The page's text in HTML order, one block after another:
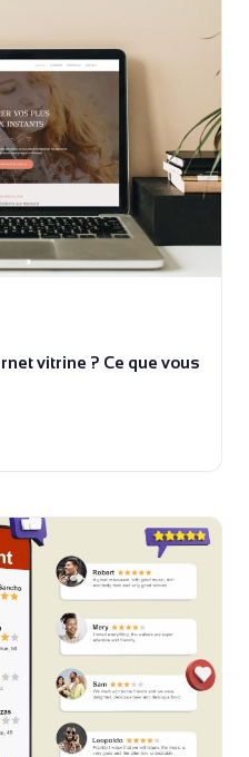
vitrine ? Ce que vous